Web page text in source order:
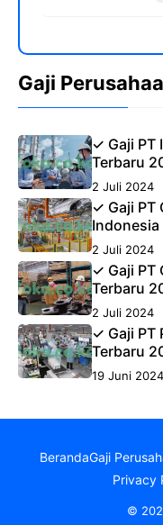
Gaji
✓ Gaji PT
Terbaru
2 Juli 2024
✓ Gaji PT
Indonesia
2 Juli 2024
✓ Gaji PT
Terbaru
2 Juli 2024
✓ Gaji PT
Terbaru
19 Juni 2024
BerandaGaji
Privacy
©